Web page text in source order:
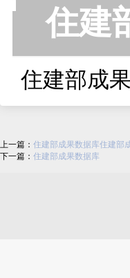
住建
住建部成
上一篇： 住建部成果数据库住建部
下一篇： 住建部成果数据库